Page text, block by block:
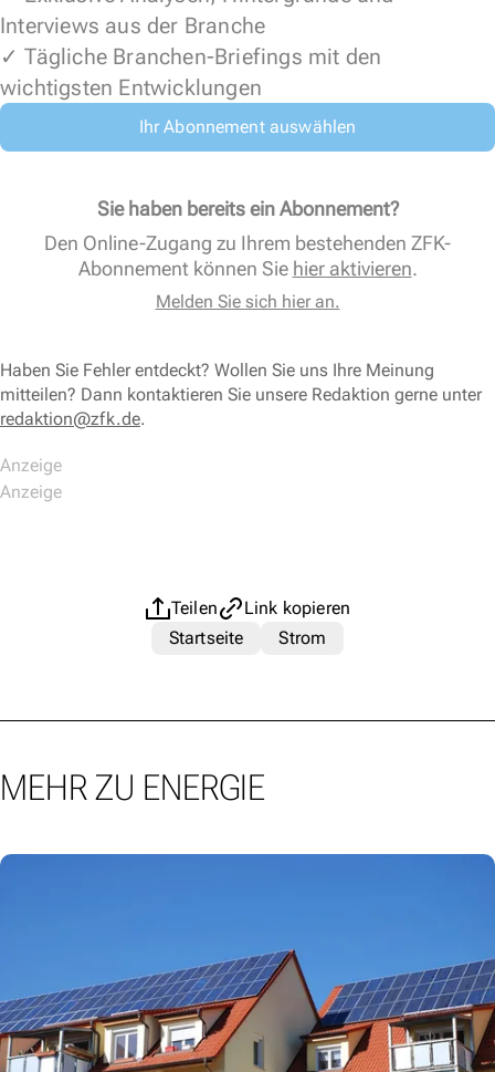
Interviews aus der Branche
✓ Tägliche Branchen-Briefings mit den
wichtigsten Entwicklungen
Ihr Abonnement auswählen
Sie haben bereits ein Abonnement?
Den Online-Zugang zu Ihrem bestehenden ZFK-
Abonnement können Sie hier aktivieren.
Melden Sie sich hier an.
Haben Sie Fehler entdeckt? Wollen Sie uns Ihre Meinung
mitteilen? Dann kontaktieren Sie unsere Redaktion gerne unter
redaktion@zfk.de.
Teilen
Link kopieren
Startseite
Strom
MEHR ZU ENERGIE